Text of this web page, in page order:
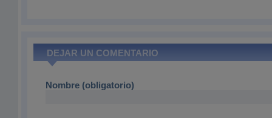
DEJAR UN COMENTARIO
Nombre (obligatorio)